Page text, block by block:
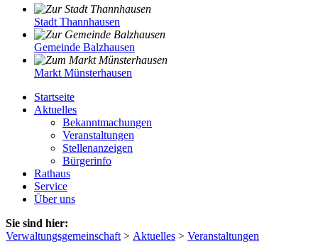
Stadt Thannhausen
Gemeinde Balzhausen
Markt Münsterhausen
Startseite
Aktuelles
Bekanntmachungen
Veranstaltungen
Stellenanzeigen
Bürgerinfo
Rathaus
Service
Über uns
Sie sind hier:
Verwaltungsgemeinschaft > Aktuelles > Veranstaltungen